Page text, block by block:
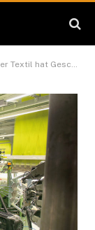
Geschäftsvolumen 2014 um ein Viertel gesteigert